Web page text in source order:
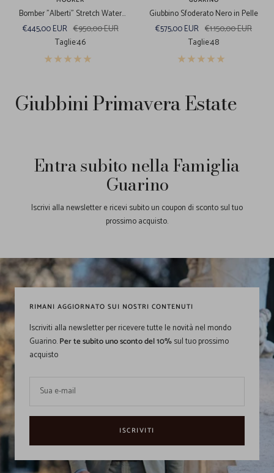
Bomber "Alberti" Stretch Water
Resistant Blu Scuro
Prezzo
vendita
€445,00 EUR Prezzo
regolare
€950,00 EUR
Taglie:46
Giubbino Sfoderato Nero in Pelle
Prezzo
vendita
€575,00 EUR Prezzo
regolare
€1.150,00 EUR
Taglie:48
Giubbini Primavera Estate
Entra subito nella Famiglia
Guarino
Iscrivi alla newsletter e ricevi subito un coupon di sconto sul tuo
prossimo acquisto.
RIMANI AGGIORNATO SUI NOSTRI CONTENUTI
Iscriviti alla newsletter per ricevere tutte le novità nel mondo
Guarino.Per te subito uno sconto del 10%sul tuo prossimo
acquisto
Sua e-mail
ISCRIVITI